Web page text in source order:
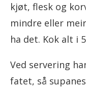
kjøt, flesk og
mindre eller
ha det. Kok alt i
Ved servering
fatet, så